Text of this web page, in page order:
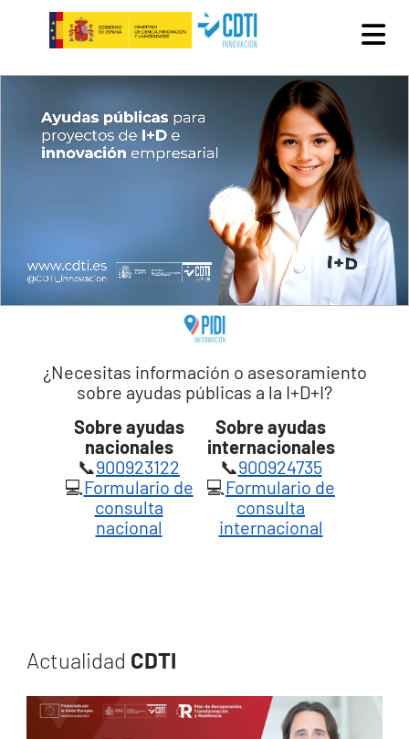
Pasar al contenido principal
¿Necesitas información o asesoramiento
sobre ayudas públicas a la I+D+I?
Sobre ayudas
nacionales
Sobre ayudas
internacionales
📞900923122 📞900924735
💻Formulario de
consulta
nacional
💻Formulario de
consulta
internacional
Actualidad CDTI